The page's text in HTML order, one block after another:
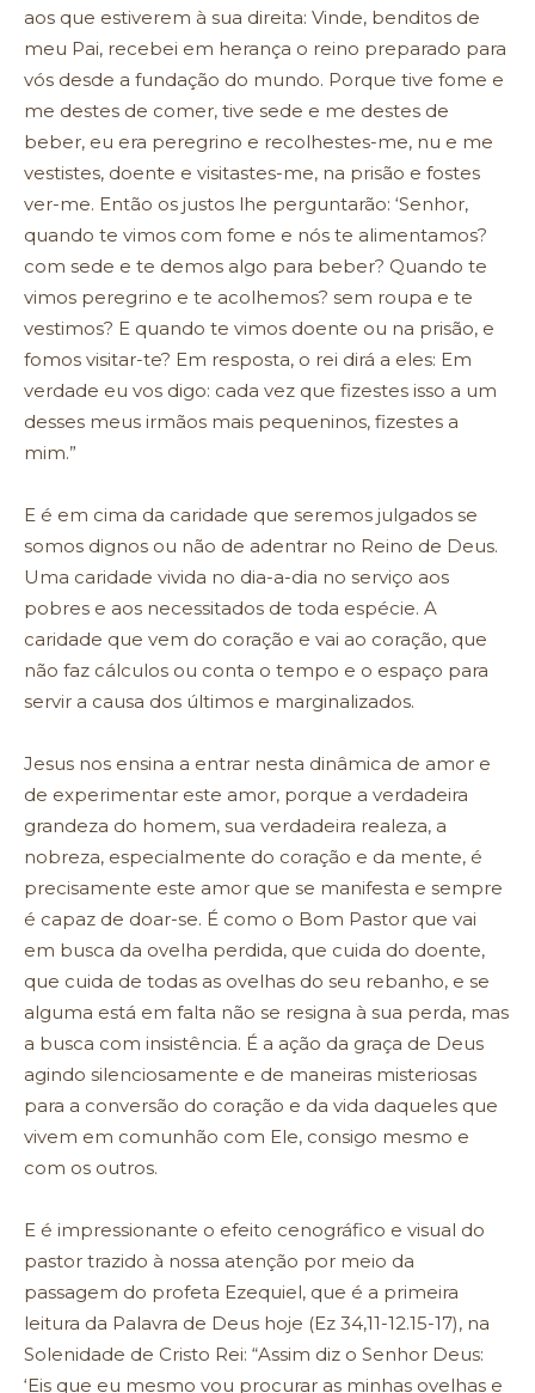
aos que estiverem à sua direita: Vinde, benditos de
meu Pai, recebei em herança o reino preparado para
vós desde a fundação do mundo. Porque tive fome e
me destes de comer, tive sede e me destes de
beber, eu era peregrino e recolhestes-me, nu e me
vestistes, doente e visitastes-me, na prisão e fostes
ver-me. Então os justos lhe perguntarão: ‘Senhor,
quando te vimos com fome e nós te alimentamos?
com sede e te demos algo para beber? Quando te
vimos peregrino e te acolhemos? sem roupa e te
vestimos? E quando te vimos doente ou na prisão, e
fomos visitar-te? Em resposta, o rei dirá a eles: Em
verdade eu vos digo: cada vez que fizestes isso a um
desses meus irmãos mais pequeninos, fizestes a
mim.”
E é em cima da caridade que seremos julgados se
somos dignos ou não de adentrar no Reino de Deus.
Uma caridade vivida no dia-a-dia no serviço aos
pobres e aos necessitados de toda espécie. A
caridade que vem do coração e vai ao coração, que
não faz cálculos ou conta o tempo e o espaço para
servir a causa dos últimos e marginalizados.
Jesus nos ensina a entrar nesta dinâmica de amor e
de experimentar este amor, porque a verdadeira
grandeza do homem, sua verdadeira realeza, a
nobreza, especialmente do coração e da mente, é
precisamente este amor que se manifesta e sempre
é capaz de doar-se. É como o Bom Pastor que vai
em busca da ovelha perdida, que cuida do doente,
que cuida de todas as ovelhas do seu rebanho, e se
alguma está em falta não se resigna à sua perda, mas
a busca com insistência. É a ação da graça de Deus
agindo silenciosamente e de maneiras misteriosas
para a conversão do coração e da vida daqueles que
vivem em comunhão com Ele, consigo mesmo e
com os outros.
E é impressionante o efeito cenográfico e visual do
pastor trazido à nossa atenção por meio da
passagem do profeta Ezequiel, que é a primeira
leitura da Palavra de Deus hoje (Ez 34,11-12.15-17), na
Solenidade de Cristo Rei: “Assim diz o Senhor Deus:
‘Eis que eu mesmo vou procurar as minhas ovelhas e